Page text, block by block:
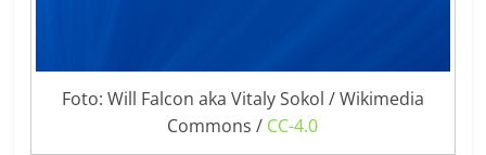
Foto: Will Falcon aka Vitaly Sokol / Wikimedia
Commons / CC-4.0